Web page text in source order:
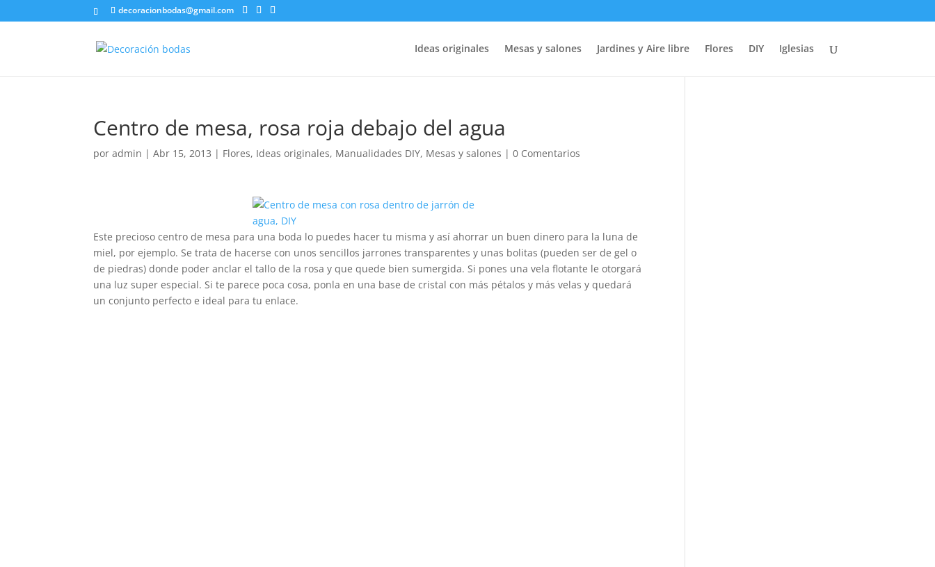
decoracionbodas@gmail.com
Ideas originales Mesas y salones Jardines y Aire libre Flores DIY Iglesias
Centro de mesa, rosa roja debajo del agua
poradmin |Abr 15, 2013 | Flores, Ideas originales, Manualidades DIY, Mesas y salones |0 Comentarios
Este precioso centro de mesa para una boda lo puedes hacer tu misma y así ahorrar un buen dinero para la luna de
miel, por ejemplo. Se trata de hacerse con unos sencillos jarrones transparentes y unas bolitas (pueden ser de gel o
de piedras) donde poder anclar el tallo de la rosa y que quede bien sumergida. Si pones una vela flotante le otorgará
una luz super especial. Si te parece poca cosa, ponla en una base de cristal con más pétalos y más velas y quedará
un conjunto perfecto e ideal para tu enlace.